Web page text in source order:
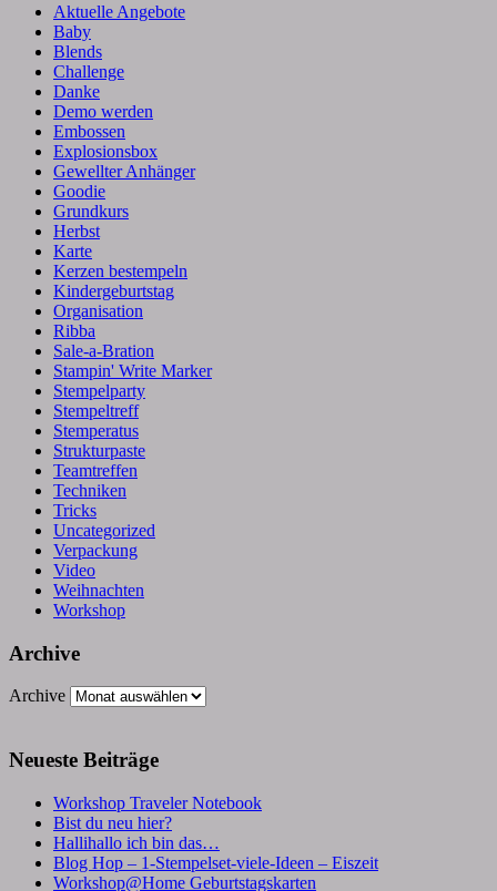
Aktuelle Angebote
Baby
Blends
Challenge
Danke
Demo werden
Embossen
Explosionsbox
Gewellter Anhänger
Goodie
Grundkurs
Herbst
Karte
Kerzen bestempeln
Kindergeburtstag
Organisation
Ribba
Sale-a-Bration
Stampin' Write Marker
Stempelparty
Stempeltreff
Stemperatus
Strukturpaste
Teamtreffen
Techniken
Tricks
Uncategorized
Verpackung
Video
Weihnachten
Workshop
Archive
Archive
Neueste Beiträge
Workshop Traveler Notebook
Bist du neu hier?
Hallihallo ich bin das…
Blog Hop – 1-Stempelset-viele-Ideen – Eiszeit
Workshop@Home Geburtstagskarten